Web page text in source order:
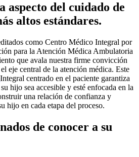
aspecto del cuidado de
altos estándares.
como Centro Médico Integral por
para la Atención Médica Ambulatoria
que avala nuestra firme convicción
eje central de la atención médica. Este
Integral centrado en el paciente garantiza
hijo sea accesible y esté enfocada en la
una relación de confianza y
hijo en cada etapa del proceso.
de conocer a su